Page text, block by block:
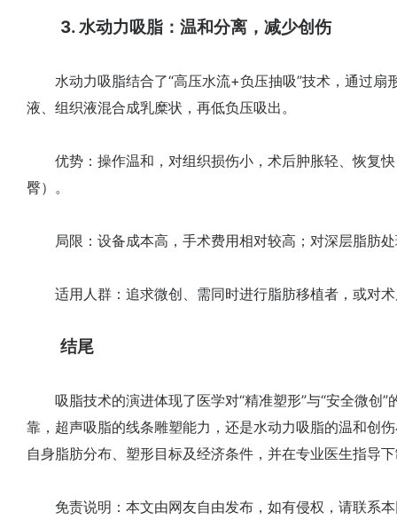
3. 水动力吸脂：温和分离，减少创伤
水动力吸脂结合了“高压水流+负压抽吸”技术，通过扇
液、组织液混合成乳糜状，再低负压吸出。
优势：操作温和，对组织损伤小，术后肿胀轻、恢复快
臀）。
局限：设备成本高，手术费用相对较高；对深层脂肪处
适用人群：追求微创、需同时进行脂肪移植者，或对术
结尾
吸脂技术的演进体现了医学对“精准塑形”与“安全微创”
靠，超声吸脂的线条雕塑能力，还是水动力吸脂的温和创
自身脂肪分布、塑形目标及经济条件，并在专业医生指导
免责说明：本文由网友自由发布，如有侵权，请联系本